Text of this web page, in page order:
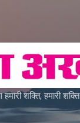
शक्ति, हमारी